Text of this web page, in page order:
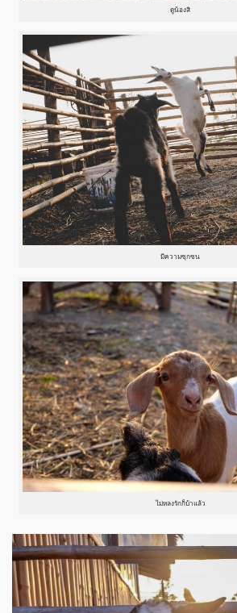
ดูน้องสิ
มีความซุกซน
ไม่หลงรักก็บ้าแล้ว